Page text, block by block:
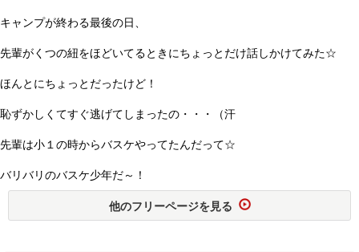
キャンプが終わる最後の日、
先輩がくつの紐をほどいてるときにちょっとだけ話しかけてみた☆
ほんとにちょっとだったけど！
恥ずかしくてすぐ逃げてしまったの・・・（汗
先輩は小１の時からバスケやってたんだって☆
バリバリのバスケ少年だ～！
他のフリーページを見る